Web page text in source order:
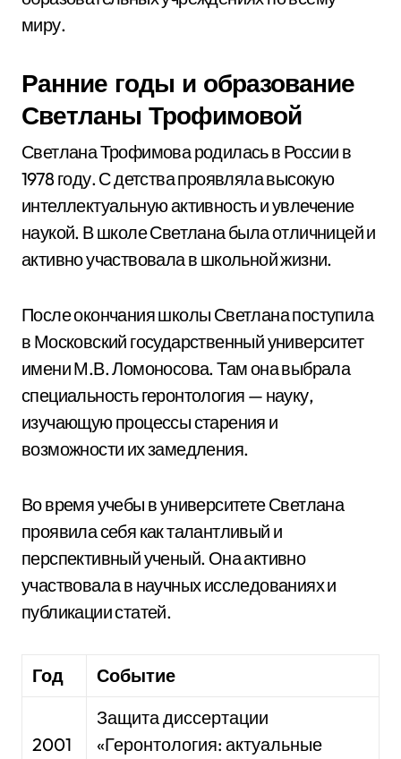
миру.
Ранние годы и образование
Светланы Трофимовой
Светлана Трофимова родилась в России в
1978 году. С детства проявляла высокую
интеллектуальную активность и увлечение
наукой. В школе Светлана была отличницей и
активно участвовала в школьной жизни.
После окончания школы Светлана поступила
в Московский государственный университет
имени М.В. Ломоносова. Там она выбрала
специальность геронтология — науку,
изучающую процессы старения и
возможности их замедления.
Во время учебы в университете Светлана
проявила себя как талантливый и
перспективный ученый. Она активно
участвовала в научных исследованиях и
публикации статей.
Год Событие
2001
Защита диссертации
«Геронтология: актуальные